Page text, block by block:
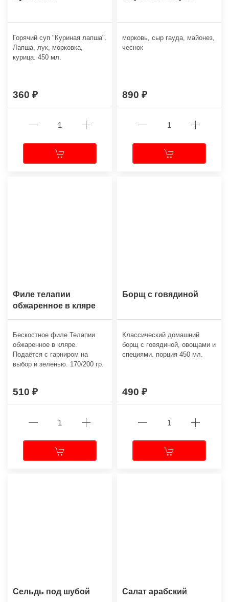
Горячий суп "Куриная лапша".
Лапша, лук, морковка,
курица. 450 мл.
360
морковь, сыр гауда, майонез,
чеснок
890
Филе телапии
обжаренное в кляре
Бескостное филе Телапии
обжаренное в кляре.
Подаётся с гарниром на
выбор и зеленью. 170/200 гр.
510
Борщ с говядиной
Классический домашний
борщ с говядиной, овощами и
специями. порция 450 мл.
490
Сельдь под шубой Салат арабский